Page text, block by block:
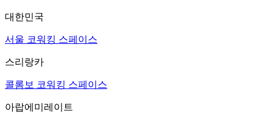
대한민국
서울 코워킹 스페이스
스리랑카
콜롬보 코워킹 스페이스
아랍에미레이트